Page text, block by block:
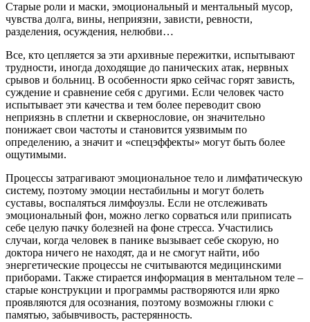
Старые роли и маски, эмоциональный и ментальный мусор,
чувства долга, вины, неприязни, зависти, ревности,
разделения, осуждения, нелюбви…
Все, кто цепляется за эти архивные пережитки, испытывают
трудности, иногда доходящие до панических атак, нервных
срывов и больниц. В особенности ярко сейчас горят зависть,
суждение и сравнение себя с другими. Если человек часто
испытывает эти качества и тем более переводит свою
неприязнь в сплетни и сквернословие, он значительно
понижает свои частоты и становится уязвимым по
определению, а значит и «спецэффекты» могут быть более
ощутимыми.
Процессы затрагивают эмоциональное тело и лимфатическую
систему, поэтому эмоции нестабильны и могут болеть
суставы, воспаляться лимфоузлы. Если не отслеживать
эмоциональный фон, можно легко сорваться или приписать
себе целую пачку болезней на фоне стресса. Участились
случаи, когда человек в панике вызывает себе скорую, но
доктора ничего не находят, да и не смогут найти, ибо
энергетические процессы не считываются медицинскими
приборами. Также стирается информация в ментальном теле –
старые конструкции и программы растворяются или ярко
проявляются для осознания, поэтому возможны глюки с
памятью, забывчивость, растерянность.